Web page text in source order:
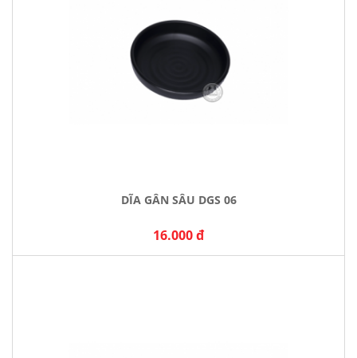
DĨA GÂN SÂU DGS 06
16.000 đ